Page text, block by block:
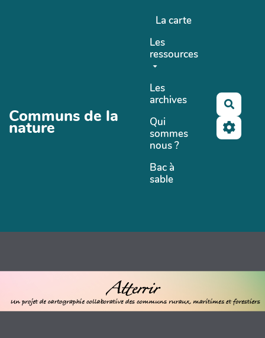
Communs de la
nature
La carte
Les
ressources
Les
archives
Qui
sommes
nous ?
Bac à
sable